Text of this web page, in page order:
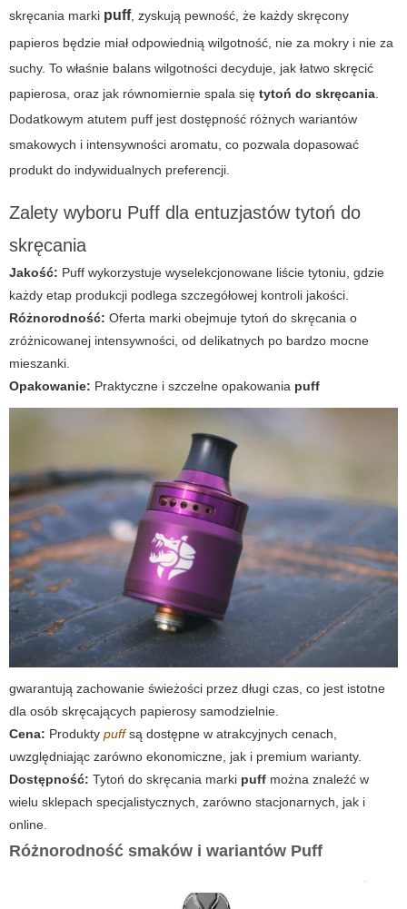
skręcania marki puff, zyskują pewność, że każdy skręcony
papieros będzie miał odpowiednią wilgotność, nie za mokry i nie za
suchy. To właśnie balans wilgotności decyduje, jak łatwo skręcić
papierosa, oraz jak równomiernie spala się tytoń do skręcania.
Dodatkowym atutem puff jest dostępność różnych wariantów
smakowych i intensywności aromatu, co pozwala dopasować
produkt do indywidualnych preferencji.
Zalety wyboru Puff dla entuzjastów tytoń do
skręcania
Jakość: Puff wykorzystuje wyselekcjonowane liście tytoniu, gdzie
każdy etap produkcji podlega szczegółowej kontroli jakości.
Różnorodność: Oferta marki obejmuje tytoń do skręcania o
zróżnicowanej intensywności, od delikatnych po bardzo mocne
mieszanki.
Opakowanie: Praktyczne i szczelne opakowania puff
gwarantują zachowanie świeżości przez długi czas, co jest istotne
dla osób skręcających papierosy samodzielnie.
Cena: Produkty puffsą dostępne w atrakcyjnych cenach,
uwzględniając zarówno ekonomiczne, jak i premium warianty.
Dostępność: Tytoń do skręcania marki puff można znaleźć w
wielu sklepach specjalistycznych, zarówno stacjonarnych, jak i
online.
Różnorodność smaków i wariantów Puff